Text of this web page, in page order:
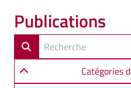
Publications
Catégories